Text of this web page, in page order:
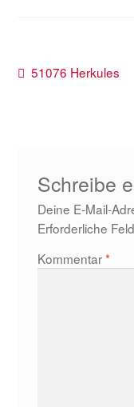
Beitragsnavigation
Vorheriger
51076 Herkules
Schreibe
Deine E-Mail-
Erforderliche
Kommentar*